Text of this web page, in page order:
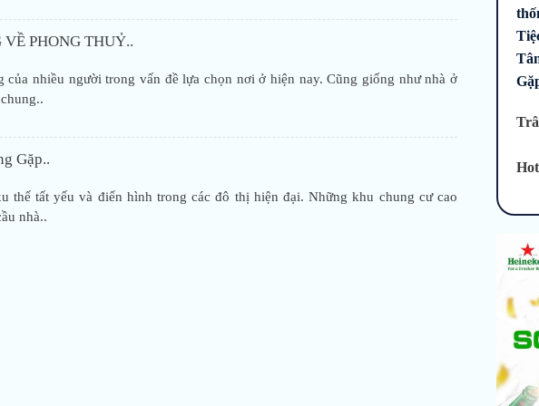
PHONG THUỶ..
của nhiều người trong vấn đề lựa chọn nơi ở hiện nay. Cũng giống như nhà ở
Gặp..
thế tất yếu và điển hình trong các đô thị hiện đại. Những khu chung cư cao
nhà..